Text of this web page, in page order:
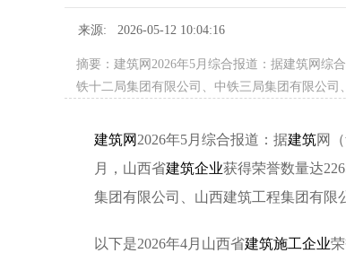
来源: 2026-05-12 10:04:16
摘要：建筑网2026年5月综合报道：据建筑网综
铁十二局集团有限公司、中铁三局集团有限公司
建筑网 2026年5月综合报道：据建筑网
月，山西省建筑企业获得荣誉数量达
集团有限公司、山西建筑工程集团有限
以下是2026年4月山西省建筑施工企业